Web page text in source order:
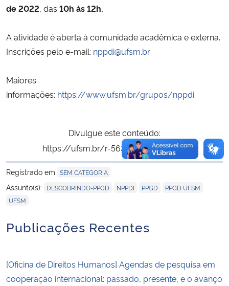
de 2022, das 10h às 12h.
A atividade é aberta à comunidade acadêmica e externa.
Inscrições pelo e-mail: nppdi@ufsm.br
Maiores
informações: https://www.ufsm.br/grupos/nppdi
Divulgue este conteúdo:
https://ufsm.br/r-563-4107
Copiar
para área de
Registrado em SEM CATEGORIA
Assunto(s): DESCOBRINDO-PPGD NPPDI PPGD PPGD UFSM
UFSM
Publicações Recentes
[Oficina de Direitos Humanos] Agendas de pesquisa em
cooperação internacional: passado, presente, e o avanço